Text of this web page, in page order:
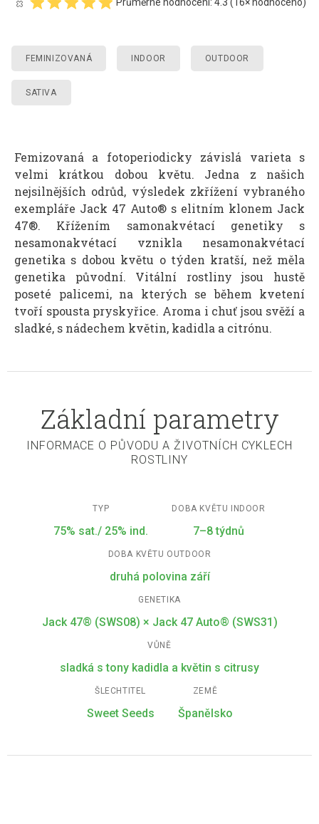
FEMINIZOVANÁ INDOOR OUTDOOR
SATIVA
Femizovaná a fotoperiodicky závislá varieta s
velmi krátkou dobou květu. Jedna z našich
nejsilnějších odrůd, výsledek zkřížení vybraného
exempláře Jack 47 Auto® s elitním klonem Jack
47®. Křížením samonakvétací genetiky s
nesamonakvétací vznikla nesamonakvétací
genetika s dobou květu o týden kratší, než měla
genetika původní. Vitální rostliny jsou hustě
poseté palicemi, na kterých se během kvetení
tvoří spousta pryskyřice. Aroma i chuť jsou svěží a
sladké, s nádechem květin, kadidla a citrónu.
Základní parametry
INFORMACE O PŮVODU A ŽIVOTNÍCH CYKLECH
ROSTLINY
TYP
75% sat./ 25% ind.
DOBA KVĚTU INDOOR
7–8 týdnů
DOBA KVĚTU OUTDOOR
druhá polovina září
GENETIKA
Jack 47® (SWS08) × Jack 47 Auto® (SWS31)
VŮNĚ
sladká s tony kadidla a květin s citrusy
ŠLECHTITEL
Sweet Seeds
ZEMĚ
Španělsko